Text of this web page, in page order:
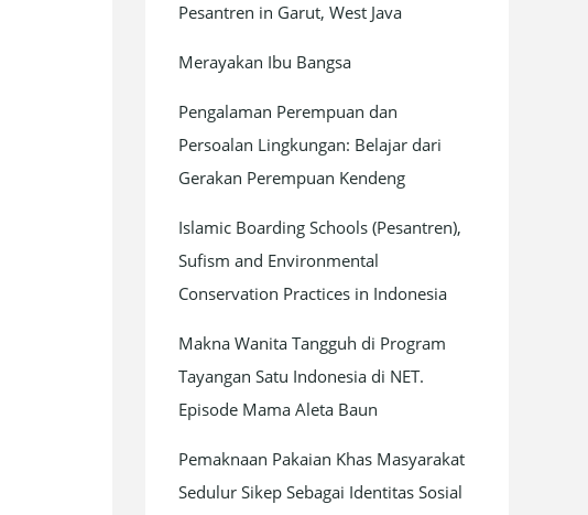
Pesantren in Garut, West Java
Merayakan Ibu Bangsa
Pengalaman Perempuan dan
Persoalan Lingkungan: Belajar dari
Gerakan Perempuan Kendeng
Islamic Boarding Schools (Pesantren),
Sufism and Environmental
Conservation Practices in Indonesia
Makna Wanita Tangguh di Program
Tayangan Satu Indonesia di NET.
Episode Mama Aleta Baun
Pemaknaan Pakaian Khas Masyarakat
Sedulur Sikep Sebagai Identitas Sosial